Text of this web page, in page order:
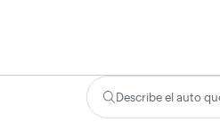
Describe el auto